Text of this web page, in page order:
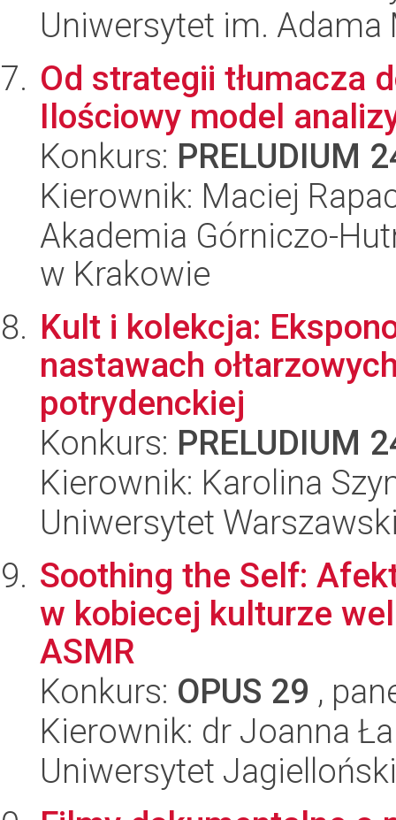
Uniwersytet im.
Od strategii tłumacza
Ilościowy model
Konkurs: PRELUDIUM
Kierownik: Maciej
Akademia Górniczo-
w Krakowie
Kult i kolekcja:
nastawach
potrydenckiej
Konkurs: PRELUDIUM
Kierownik: Karolina
Uniwersytet
Soothing the Self:
w kobiecej kulturze
ASMR
Konkurs: OPUS 29 ,
Kierownik: dr Joanna
Uniwersytet Jagielloński